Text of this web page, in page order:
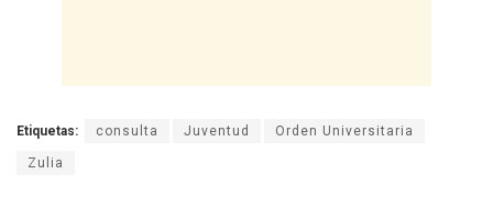
Etiquetas: consulta Juventud Orden Universitaria
Zulia